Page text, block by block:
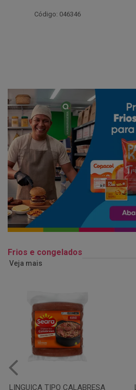
Código: 046346
Frios e congelados
Veja mais
LINGUIÇA DE FRANGO